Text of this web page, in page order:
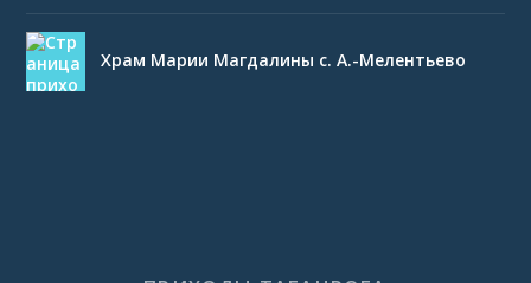
Храм Марии Магдалины с. А.-Мелентьево